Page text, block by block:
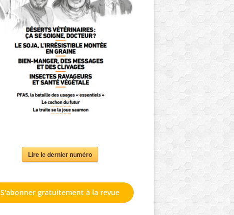
Lire le dernier numéro
S'abonner gratuitement à la revue